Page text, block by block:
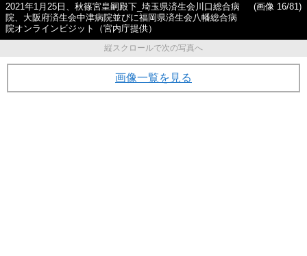
2021年1月25日、秋篠宮皇嗣殿下_埼玉県済生会川口総合病
院、大阪府済生会中津病院並びに福岡県済生会八幡総合病
院オンラインビジット（宮内庁提供）
(画像 16/81)
縦スクロールで次の写真へ
画像一覧を見る